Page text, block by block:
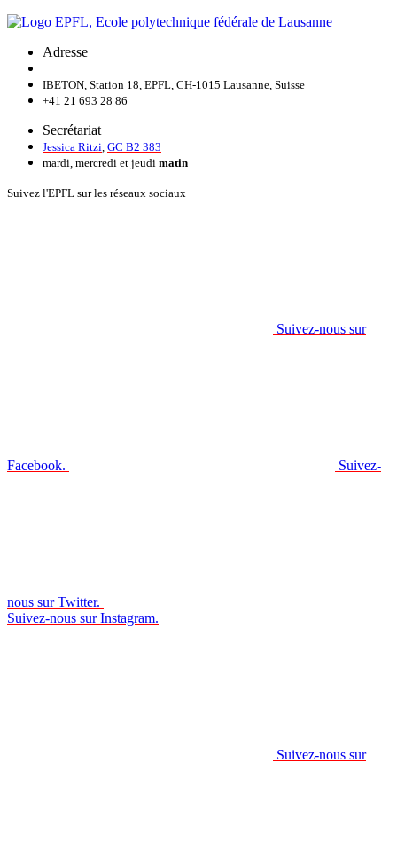
Adresse
IBETON, Station 18, EPFL, CH-1015 Lausanne, Suisse
+41 21 693 28 86
Secrétariat
Jessica Ritzi GC B2 383
mardi, mercredi et jeudi matin
Suivez l'EPFL sur les réseaux sociaux
Suivez-nous sur
Facebook. Suivez-
nous sur Twitter.
Suivez-nous sur Instagram.
Suivez-nous sur